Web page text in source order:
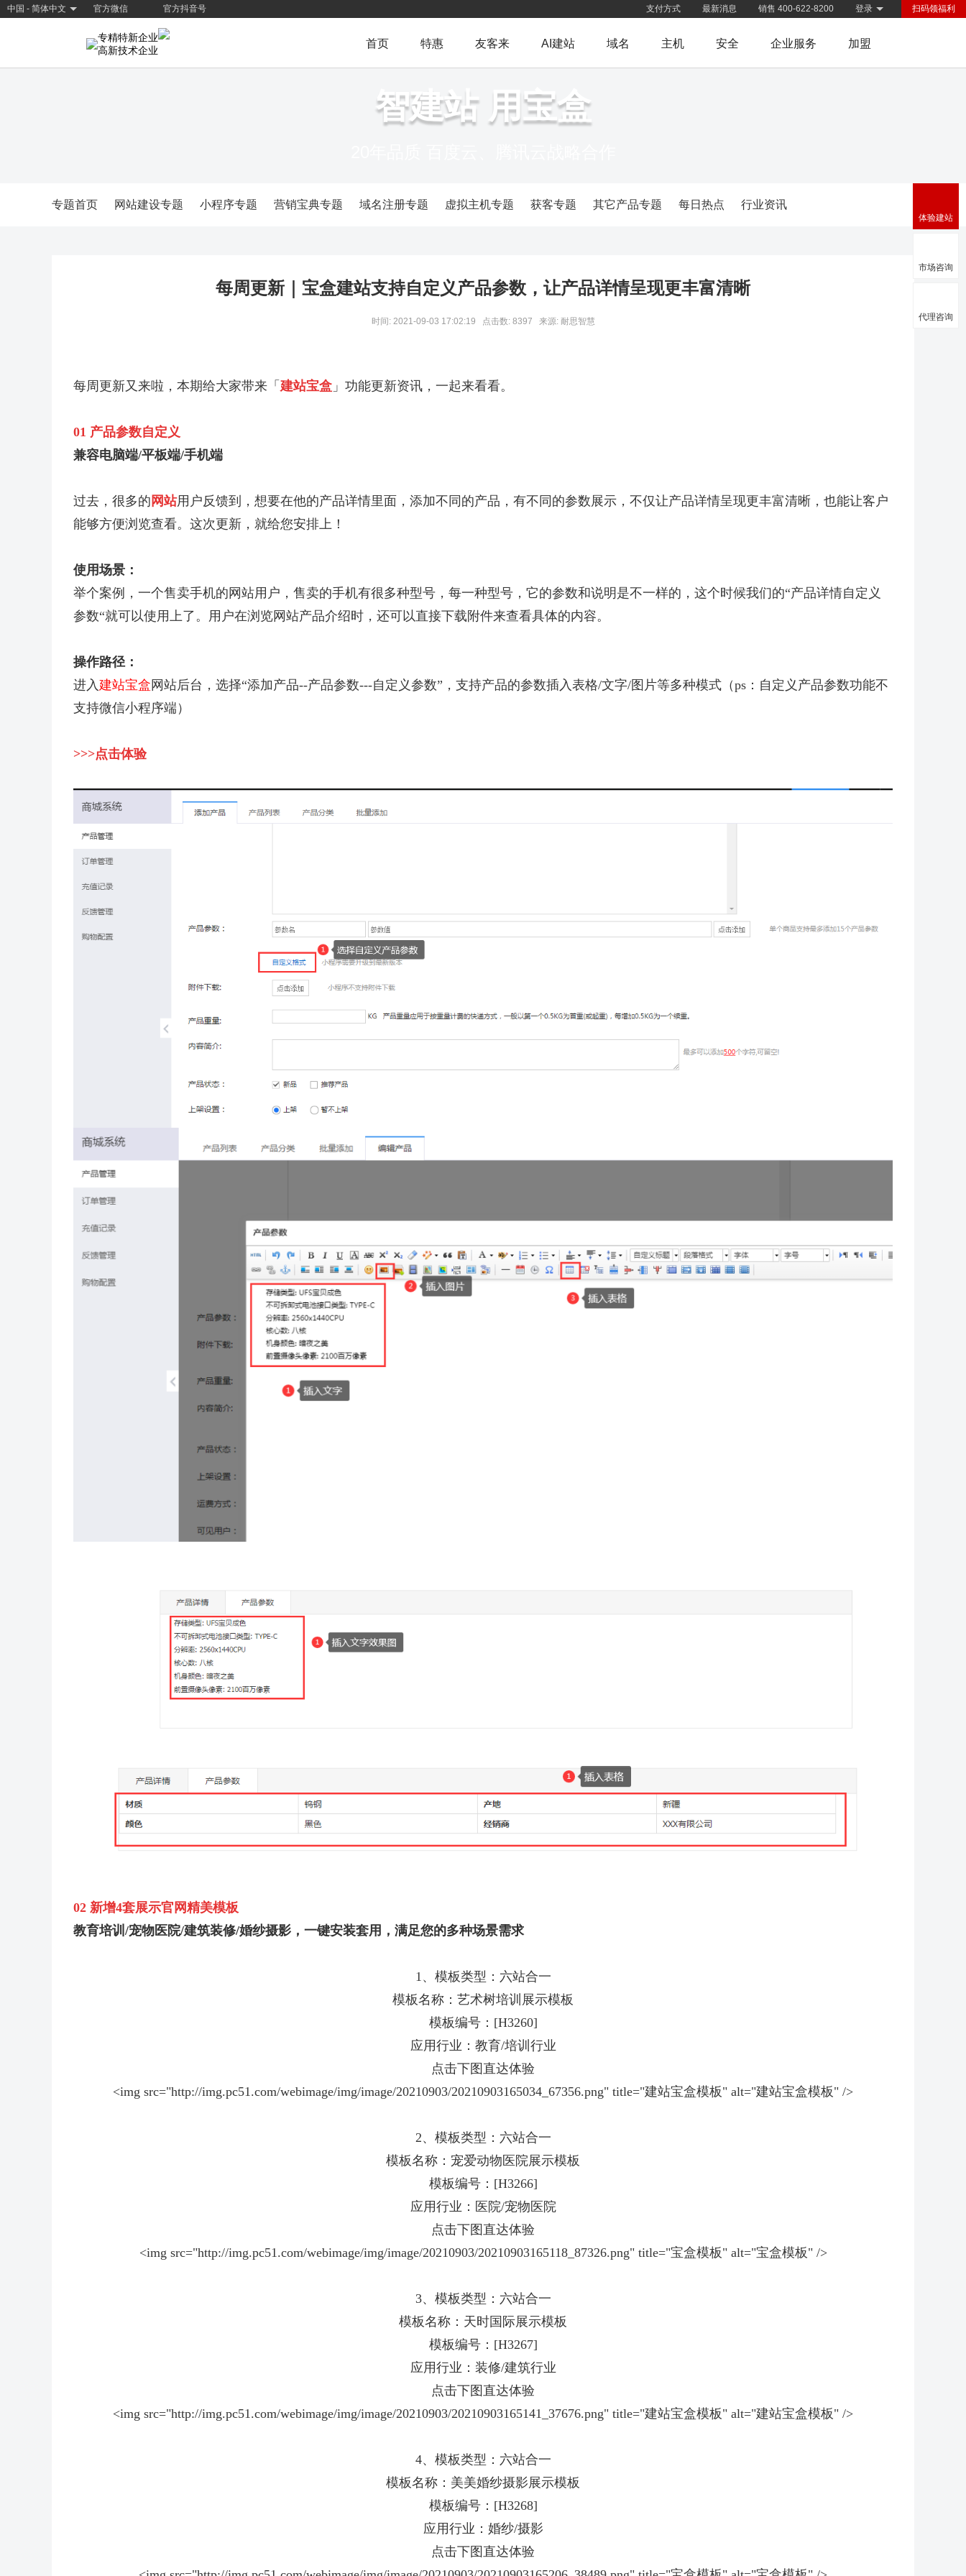
中国 - 简体中文 官方微信 官方抖音号 扫码领福利
登录
销售 400-622-8200
最新消息
支付方式
专精特新企业
高新技术企业
首页 特惠 友客来 AI建站 域名 主机 安全 企业服务 加盟
智建站 用宝盒
专题首页 网站建设专题 小程序专题 营销宝典专题 域名注册专题 虚拟主机专题 获客专题 其它产品专题 每日热点 行业资讯
每周更新｜宝盒建站支持自定义产品参数，让产品详情呈现更丰富清晰
时间: 2021-09-03 17:02:19 点击数: 8397 来源: 耐思智慧
每周更新又来啦，本期给大家带来「 建站宝盒 」功能更新资讯，一起来看看。
01 产品参数自定义
兼容电脑端/平板端/手机端
过去，很多的 网站用户反馈到，想要在他的产品详情里面，添加不同的产品，有不同的参数展示，不仅让产品详情呈现更丰富清晰，也能让客户
能够方便浏览查看。这次更新，就给您安排上！
使用场景：
举个案例，一个售卖手机的网站用户，售卖的手机有很多种型号，每一种型号，它的参数和说明是不一样的，这个时候我们的“产品详情自定义
参数“就可以使用上了。用户在浏览网站产品介绍时，还可以直接下载附件来查看具体的内容。
操作路径：
进入建站宝盒 网站后台，选择“添加产品--产品参数---自定义参数”，支持产品的参数插入表格/文字/图片等多种模式（ps：自定义产品参数功能不
支持微信小程序端）
>>>点击体验
02 新增4套展示官网精美模板
教育培训/宠物医院/建筑装修/婚纱摄影，一键安装套用，满足您的多种场景需求
1、模板类型：六站合一
模板名称：艺术树培训展示模板
模板编号：[H3260]
应用行业：教育/培训行业
点击下图直达体验
<img src="http://img.pc51.com/webimage/img/image/20210903/20210903165034_67356.png" title="建站宝盒模板" alt="建站宝盒模板" />
2、模板类型：六站合一
模板名称：宠爱动物医院展示模板
模板编号：[H3266]
应用行业：医院/宠物医院
点击下图直达体验
<img src="http://img.pc51.com/webimage/img/image/20210903/20210903165118_87326.png" title="宝盒模板" alt="宝盒模板" />
3、模板类型：六站合一
模板名称：天时国际展示模板
模板编号：[H3267]
应用行业：装修/建筑行业
点击下图直达体验
<img src="http://img.pc51.com/webimage/img/image/20210903/20210903165141_37676.png" title="建站宝盒模板" alt="建站宝盒模板" />
4、模板类型：六站合一
模板名称：美美婚纱摄影展示模板
模板编号：[H3268]
应用行业：婚纱/摄影
点击下图直达体验
体验建站
市场咨询
代理咨询